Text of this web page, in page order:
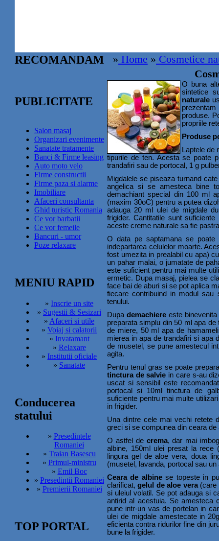
RECOMANDAM
PUBLICITATE
Salon masaj
Organizari evenimente
Sanatate tratamente
Banci & Firme leasing
Auto moto velo
Firme constructii
Firme paza si alarme
Imobiliare
Afaceri consultanta
Ghid turistic Romania
Ce vor barbatii
Ce vor femeile
Bancuri - umor
Poze relaxare
MENIU RAPID
» Inscrie un site
» Sugestii & Sesizari
» Afaceri si utile
» Voiaj si calatorii
» Invatamant
» Relaxare
» Institutii oficiale
» Sanatate
Conducerea
statului
» Presedintele
Romaniei
» Traian Basescu
» Primul-ministru
» Emil Boc
» Presedintii Romaniei
» Premierii Romaniei
TOP PORTAL
» Home » Cosmetice
O buna
sintetice
naturale
prezentam
produse.
propriile
Produse
Laptele de
tipurile de ten. Acesta se poate
trandafiri sau de portocal, 1 g
Migdalele se piseaza turnand
angelica si se amesteca bine
demachiant special din 100 ml
(maxim 30oC) pentru a putea
adauga 20 ml ulei de migdale
frigider. Cantitatile sunt
aceste creme naturale sa fie
O data pe saptamana se poate
indepartarea celulelor moarte.
fost umezita in prealabil cu apa)
un pahar malai, o jumatate de
este suficient pentru mai multe
ermetic. Dupa masaj, pielea se
face bai de aburi si se pot aplica
fiecare contribuind in modul sau
tenului.
Dupa demachiereeste binevenita
preparata simplu din 50 ml apa
de miere, 50 ml apa de
mierea in apa de trandafiri si apa
de musetel, se pune amestecul
agita.
Pentru tenul gras se poate
tinctura de salvie in care s-au
uscat si sensibil este
portocal si 10ml tinctura de
suficiente pentru mai multe
in frigider.
Una dintre cele mai vechi retete
greci si se compunea din ceara de
O astfel de crema, dar mai
albine, 150ml ulei presat la rece
lingura gel de aloe vera, doua
(musetel, lavanda, portocal sau un
Ceara de albinese topeste in
clarificat,gelul de aloe vera(care
si uleiul volatil. Se pot adauga si
antirid al acestuia. Se amesteca
pune intr-un vas de portelan in
ulei de migdale amestecate in
eficienta contra ridurilor fine din
bune la frigider.